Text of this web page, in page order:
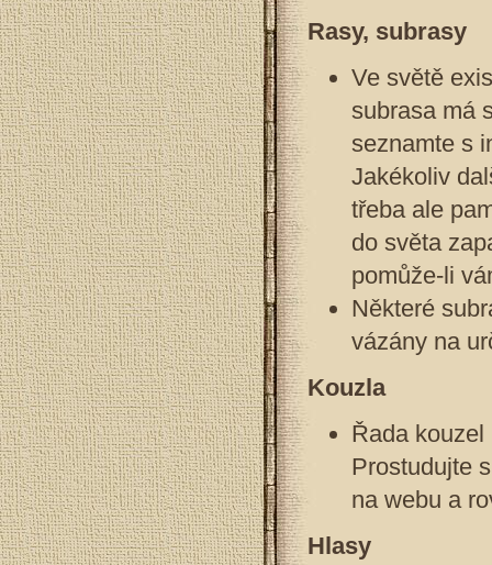
Rasy, subrasy
Ve světě
subrasa má
seznamte s
Jakékoliv
třeba ale
do světa
pomůže-li
Některé
vázány na
Kouzla
Řada
Prostudujte
na webu a
Hlasy